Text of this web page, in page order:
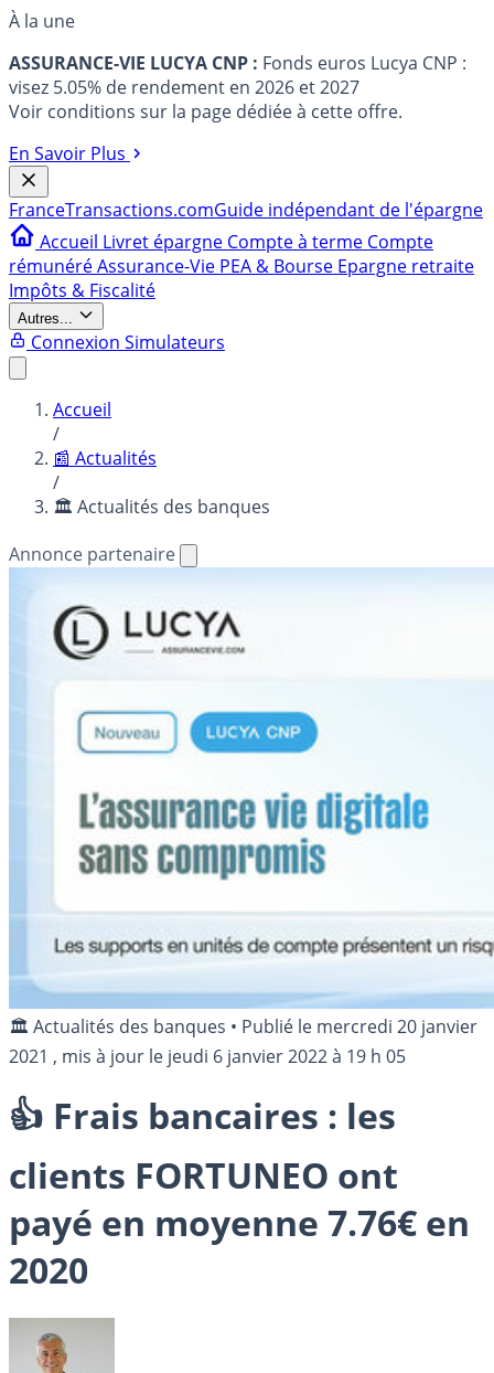
À la une
ASSURANCE-VIE LUCYA CNP : Fonds euros Lucya CNP :
visez 5.05% de rendement en 2026 et 2027
Voir conditions sur la page dédiée à cette offre.
En Savoir Plus
FranceTransactions.comGuide indépendant de l'épargne
Accueil Livret épargne Compte à terme Compte
rémunéréAssurance-Vie PEA & Bourse Epargne retraite
Impôts & Fiscalité
Autres...
Connexion Simulateurs
Accueil
/
📰 Actualités
/
🏛️ Actualités des banques
Annonce partenaire
🏛️ Actualités des banques • Publié le mercredi 20 janvier
2021 , mis à jour le jeudi 6 janvier 2022 à 19 h 05
👍 Frais bancaires : les
clients FORTUNEO ont
payé en moyenne 7.76€ en
2020